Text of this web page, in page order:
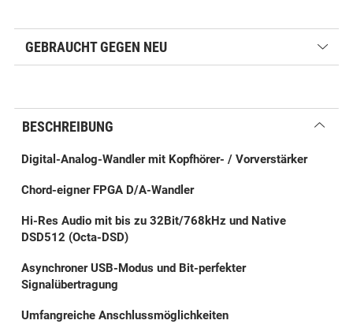
GEBRAUCHT GEGEN NEU
BESCHREIBUNG
Digital-Analog-Wandler mit Kopfhörer- / Vorverstärker
Chord-eigner FPGA D/A-Wandler
Hi-Res Audio mit bis zu 32Bit/768kHz und Native
DSD512 (Octa-DSD)
Asynchroner USB-Modus und Bit-perfekter
Signalübertragung
Umfangreiche Anschlussmöglichkeiten